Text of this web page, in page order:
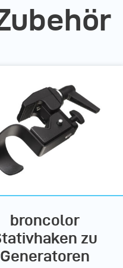
broncolor
zu
Generatoren